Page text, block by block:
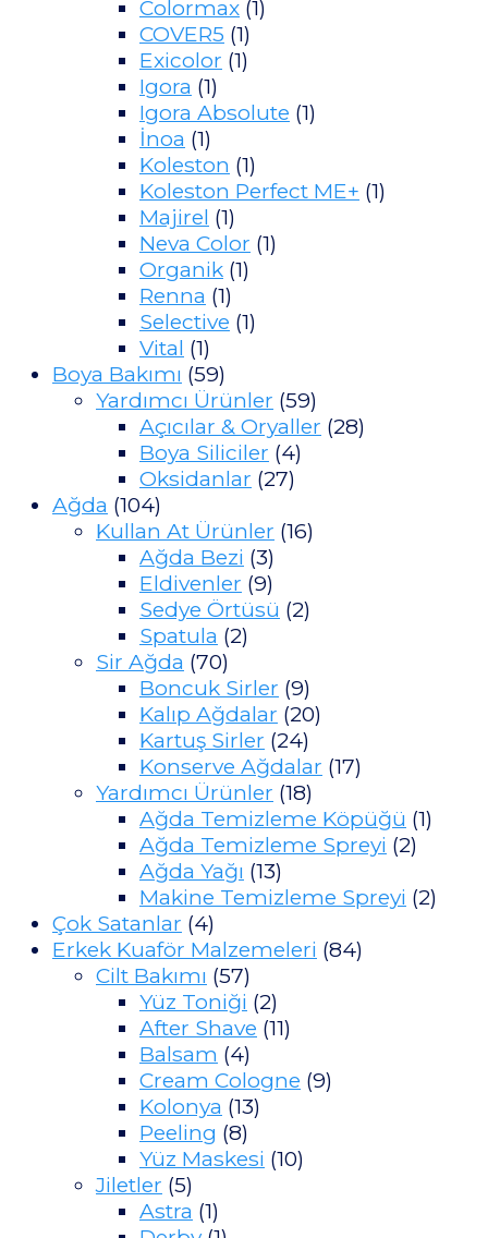
Colormax (1)
COVER5 (1)
Exicolor (1)
Igora (1)
Igora Absolute (1)
İnoa (1)
Koleston (1)
Koleston Perfect ME+ (1)
Majirel (1)
Neva Color (1)
Organik (1)
Renna (1)
Selective (1)
Vital (1)
Boya Bakımı (59)
Yardımcı Ürünler (59)
Açıcılar & Oryaller (28)
Boya Siliciler (4)
Oksidanlar (27)
Ağda (104)
Kullan At Ürünler (16)
Ağda Bezi (3)
Eldivenler (9)
Sedye Örtüsü (2)
Spatula (2)
Sir Ağda (70)
Boncuk Sirler (9)
Kalıp Ağdalar (20)
Kartuş Sirler (24)
Konserve Ağdalar (17)
Yardımcı Ürünler (18)
Ağda Temizleme Köpüğü (1)
Ağda Temizleme Spreyi (2)
Ağda Yağı (13)
Makine Temizleme Spreyi (2)
Çok Satanlar (4)
Erkek Kuaför Malzemeleri (84)
Cilt Bakımı (57)
Yüz Toniği (2)
After Shave (11)
Balsam (4)
Cream Cologne (9)
Kolonya (13)
Peeling (8)
Yüz Maskesi (10)
Jiletler (5)
Astra (1)